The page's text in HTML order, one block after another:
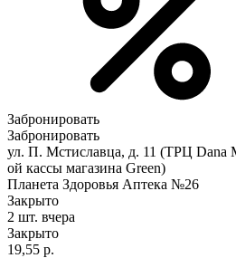
Забронировать
Забронировать
ул. П. Мстиславца, д. 11 (ТРЦ Dana
ой кассы магазина Green)
Планета Здоровья Аптека №26
Закрыто
2 шт. вчера
Закрыто
19,55 р.